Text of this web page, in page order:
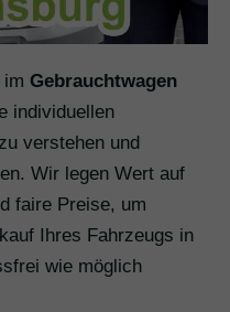
im Gebrauchtwagen
individuellen
verstehen und
Wir legen Wert auf
faire Preise, um
Ihres Fahrzeugs in
wie möglich